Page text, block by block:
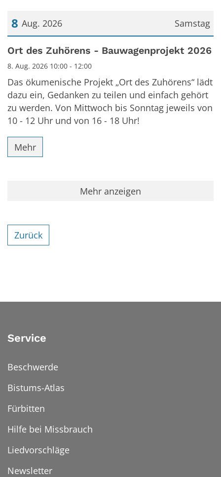
Samstag
8 Aug. 2026
Datum: 8. August 2026
Ort des Zuhörens - Bauwagenprojekt 2026
8. Aug. 2026 10:00 - 12:00
Das ökumenische Projekt „Ort des Zuhörens“ lädt
dazu ein, Gedanken zu teilen und einfach gehört
zu werden. Von Mittwoch bis Sonntag jeweils von
10 - 12 Uhr und von 16 - 18 Uhr!
Mehr
Mehr anzeigen
Zurück
Service
Beschwerde
Bistums-Atlas
Fürbitten
Hilfe bei Missbrauch
Liedvorschläge
Newsletter